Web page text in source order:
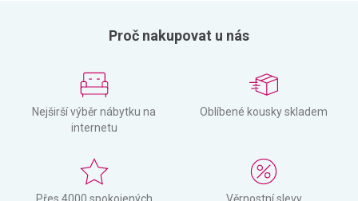
Proč nakupovat u nás
Nejširší výběr nábytku na
internetu
Oblíbené kousky skladem
Přes 4000 spokojených
Věrnostní slevy